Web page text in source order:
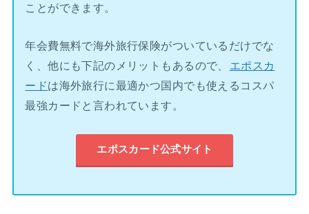
ことができます。
年会費無料で海外旅行保険がついているだけでな
く、他にも下記のメリットもあるので、
エポスカ
ードは海外旅行に最適かつ国内でも使えるコスパ
最強カードと言われています。
エポスカード公式サイト